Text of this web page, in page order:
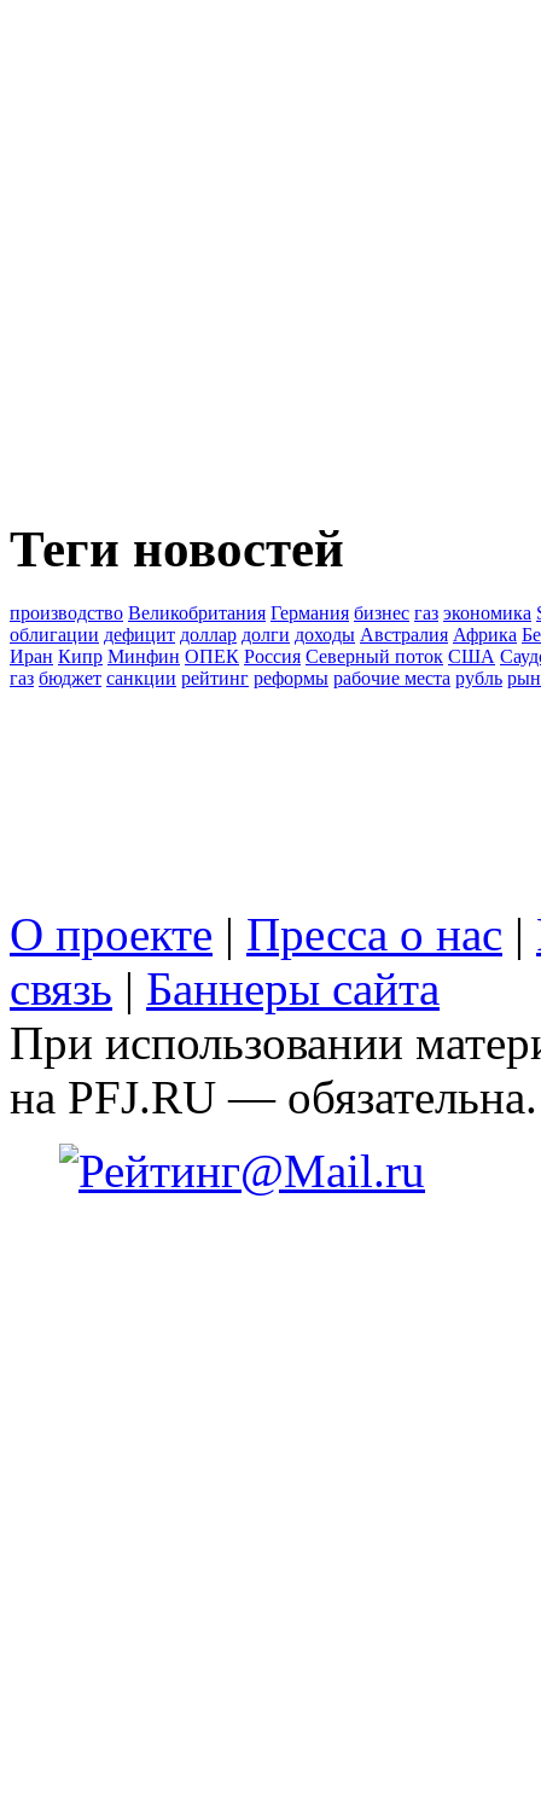
Теги новостей
производство Великобритания Германия бизнес газ экономика
облигации дефицит доллар долги доходы Австралия Африка
Иран Кипр Минфин ОПЕК Россия Северный поток США
газ бюджет санкции рейтинг реформы рабочие места рубль
О проекте | Пресса о нас |
связь | Баннеры сайта
При использовании
на PFJ.RU — обязательна.